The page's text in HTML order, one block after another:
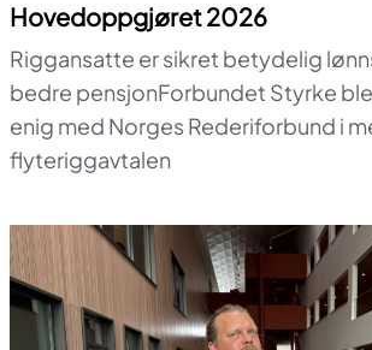
Hovedoppgjøret 2026
Riggansatte er sikret betydelig
bedre pensjonForbundet Styrke
enig med Norges Rederiforbund i
flyteriggavtalen